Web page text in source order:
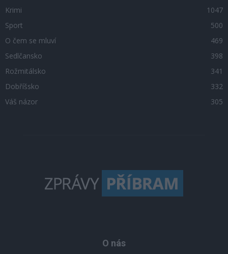
Krimi
1047
Sport
500
O čem se mluví
469
Sedlčansko
398
Rožmitálsko
341
Dobříšsko
332
Váš názor
305
O nás